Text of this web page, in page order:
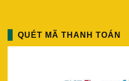
QUÉT MÃ THANH TOÁN